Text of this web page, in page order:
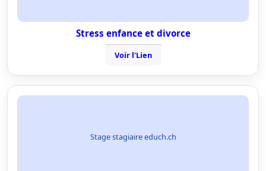
Stress enfance et divorce
Voir l'Lien
Stage stagiaire educh.ch